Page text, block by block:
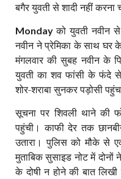
बगैर युवती से शादी नहीं करना
Monday को युवती नवीन
नवीन ने प्रेमिका के साथ घर
मंगलवार की सुबह नवीन के
युवती का शव फांसी के फंदे
शोर-शराबा सुनकर पड़ोसी
सूचना पर शिवली थाने की
पहुंची। काफी देर तक
उतारा। पुलिस को मौके से
मुताबिक सुसाइड नोट में
के दोषी न होने की बात